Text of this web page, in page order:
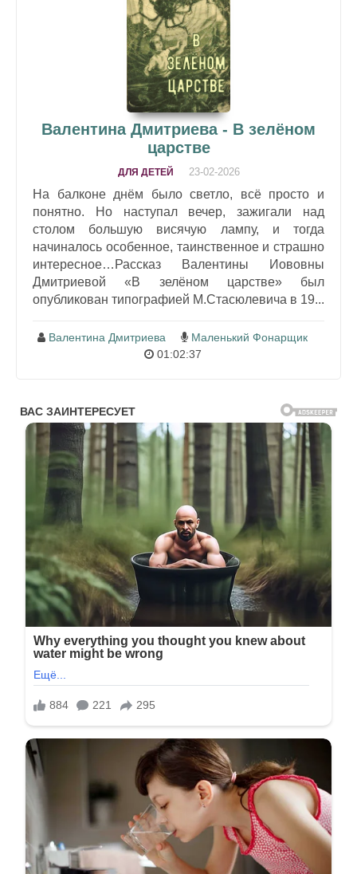
Валентина Дмитриева - В зелёном
царстве
ДЛЯ ДЕТЕЙ 23-02-2026
На балконе днём было светло, всё просто и
понятно. Но наступал вечер, зажигали над
столом большую висячую лампу, и тогда
начиналось особенное, таинственное и страшно
интересное…Рассказ Валентины Иововны
Дмитриевой «В зелёном царстве» был
опубликован типографией М.Стасюлевича в 19...
Валентина Дмитриева
Маленький Фонарщик
01:02:37